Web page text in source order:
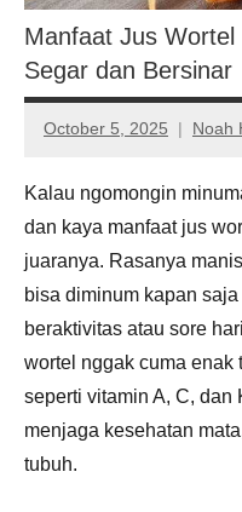
Manfaat Jus
Segar dan Bersinar
October 5, 2025 Noah
Kalau ngomongin
dan kaya manfaat jus
juaranya. Rasanya
bisa diminum kapan
beraktivitas atau sore
wortel nggak cuma enak
seperti vitamin A, C, dan
menjaga kesehatan
tubuh.